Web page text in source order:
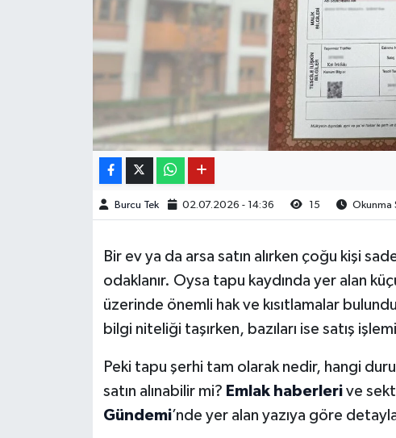
Burcu Tek 02.07.2026 - 14:36 15 Okunma
Bir ev ya da arsa satın alırken çoğu kişi
odaklanır. Oysa tapu kaydında yer alan
üzerinde önemli hak ve kısıtlamalar
bilgi niteliği taşırken, bazıları ise satış
Peki tapu şerhi tam olarak nedir, hangi
satın alınabilir mi? Emlak haberlerive
Gündemi’nde yer alan yazıya göre